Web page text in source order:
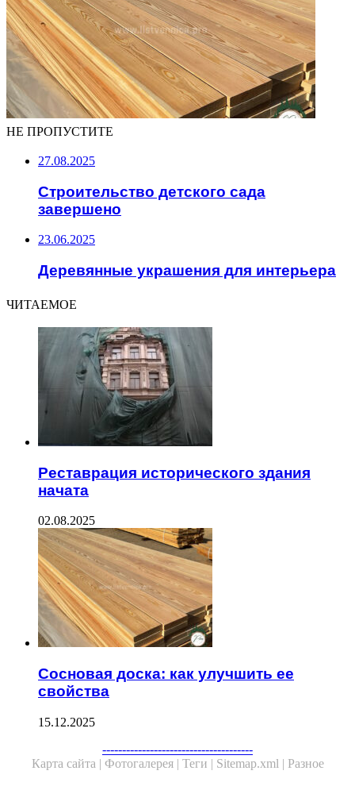
НЕ ПРОПУСТИТЕ
27.08.2025
Строительство детского сада
завершено
23.06.2025
Деревянные украшения для интерьера
ЧИТАЕМОЕ
Реставрация исторического здания
начата
02.08.2025
Сосновая доска: как улучшить ее
свойства
15.12.2025
--------------------------------------
Карта сайта | Фотогалерея | Теги | Sitemap.xml | Разное